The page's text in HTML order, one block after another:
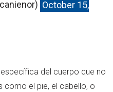
October 15,
del cuerpo que no
como el pie, el cabello, o